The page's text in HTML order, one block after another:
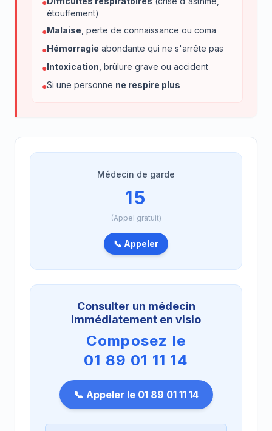
●
étouffement)
●Malaise , perte de connaissance ou coma
●Hémorragie abondante qui ne s'arrête pas
●Intoxication , brûlure grave ou accident
●Si une personne ne respire plus
Médecin de garde
15
(Appel gratuit)
📞 Appeler
Consulter un médecin
immédiatement en visio
Composez le
01 89 01 11 14
📞 Appeler le 01 89 01 11 14